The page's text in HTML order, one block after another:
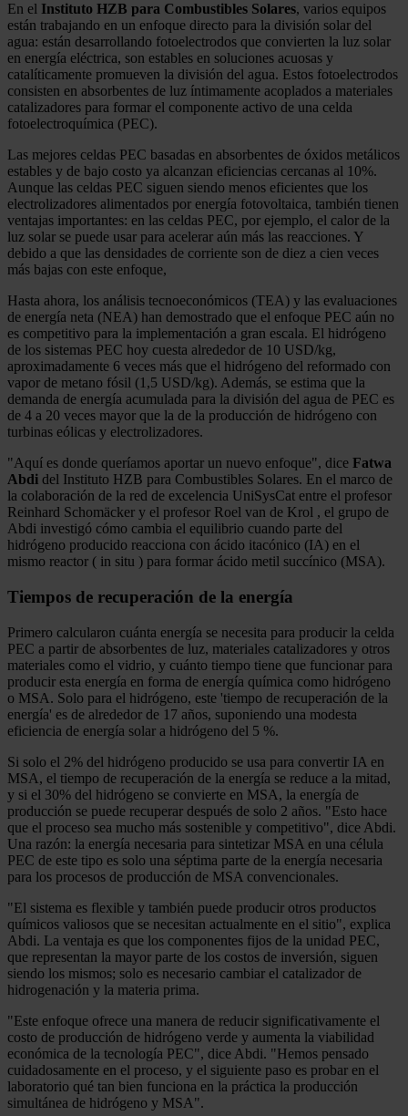
En el Instituto HZB para Combustibles Solares, varios equipos
están trabajando en un enfoque directo para la división solar del
agua: están desarrollando fotoelectrodos que convierten la luz solar
en energía eléctrica, son estables en soluciones acuosas y
catalíticamente promueven la división del agua. Estos fotoelectrodos
consisten en absorbentes de luz íntimamente acoplados a materiales
catalizadores para formar el componente activo de una celda
fotoelectroquímica (PEC).
Las mejores celdas PEC basadas en absorbentes de óxidos metálicos
estables y de bajo costo ya alcanzan eficiencias cercanas al 10%.
Aunque las celdas PEC siguen siendo menos eficientes que los
electrolizadores alimentados por energía fotovoltaica, también tienen
ventajas importantes: en las celdas PEC, por ejemplo, el calor de la
luz solar se puede usar para acelerar aún más las reacciones. Y
debido a que las densidades de corriente son de diez a cien veces
más bajas con este enfoque,
Hasta ahora, los análisis tecnoeconómicos (TEA) y las evaluaciones
de energía neta (NEA) han demostrado que el enfoque PEC aún no
es competitivo para la implementación a gran escala. El hidrógeno
de los sistemas PEC hoy cuesta alrededor de 10 USD/kg,
aproximadamente 6 veces más que el hidrógeno del reformado con
vapor de metano fósil (1,5 USD/kg). Además, se estima que la
demanda de energía acumulada para la división del agua de PEC es
de 4 a 20 veces mayor que la de la producción de hidrógeno con
turbinas eólicas y electrolizadores.
"Aquí es donde queríamos aportar un nuevo enfoque", dice Fatwa
Abdi del Instituto HZB para Combustibles Solares. En el marco de
la colaboración de la red de excelencia UniSysCat entre el profesor
Reinhard Schomäcker y el profesor Roel van de Krol , el grupo de
Abdi investigó cómo cambia el equilibrio cuando parte del
hidrógeno producido reacciona con ácido itacónico (IA) en el
mismo reactor ( in situ ) para formar ácido metil succínico (MSA).
Tiempos de recuperación de la energía
Primero calcularon cuánta energía se necesita para producir la celda
PEC a partir de absorbentes de luz, materiales catalizadores y otros
materiales como el vidrio, y cuánto tiempo tiene que funcionar para
producir esta energía en forma de energía química como hidrógeno
o MSA. Solo para el hidrógeno, este 'tiempo de recuperación de la
energía' es de alrededor de 17 años, suponiendo una modesta
eficiencia de energía solar a hidrógeno del 5 %.
Si solo el 2% del hidrógeno producido se usa para convertir IA en
MSA, el tiempo de recuperación de la energía se reduce a la mitad,
y si el 30% del hidrógeno se convierte en MSA, la energía de
producción se puede recuperar después de solo 2 años. "Esto hace
que el proceso sea mucho más sostenible y competitivo", dice Abdi.
Una razón: la energía necesaria para sintetizar MSA en una célula
PEC de este tipo es solo una séptima parte de la energía necesaria
para los procesos de producción de MSA convencionales.
"El sistema es flexible y también puede producir otros productos
químicos valiosos que se necesitan actualmente en el sitio", explica
Abdi. La ventaja es que los componentes fijos de la unidad PEC,
que representan la mayor parte de los costos de inversión, siguen
siendo los mismos; solo es necesario cambiar el catalizador de
hidrogenación y la materia prima.
"Este enfoque ofrece una manera de reducir significativamente el
costo de producción de hidrógeno verde y aumenta la viabilidad
económica de la tecnología PEC", dice Abdi. "Hemos pensado
cuidadosamente en el proceso, y el siguiente paso es probar en el
laboratorio qué tan bien funciona en la práctica la producción
simultánea de hidrógeno y MSA".